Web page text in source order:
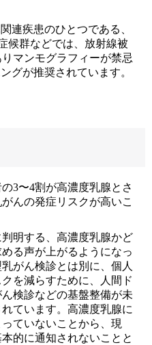
連疾患のひとつである、
候群などでは、放射線被
マンモグラフィーが禁忌
グが推奨されています。
3〜4割が高濃度乳腺とさ
んの発症リスクが高いこ
明する、高濃度乳腺かど
る声が上がるようになっ
がん検診とは別に、個人
を減らすために、人間ド
検診などの基盤整備が未
ています。高濃度乳腺に
ていないことから、現
的に通知されないことと